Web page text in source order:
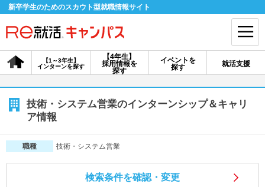
新卒学生のためのスカウト型就職情報サイト
【4年生】
採用情報を
探す
【1～3年生】
インターンを探す
イベントを
探す
就活支援
会員登録 ログイン
会員ID・パスワードを忘れた方はこちら
説明会を探す
インターンを探す
技術・システム営業のインターンシップ＆キャリ
ア情報
職種 技術・システム営業
検索条件を確認・変更